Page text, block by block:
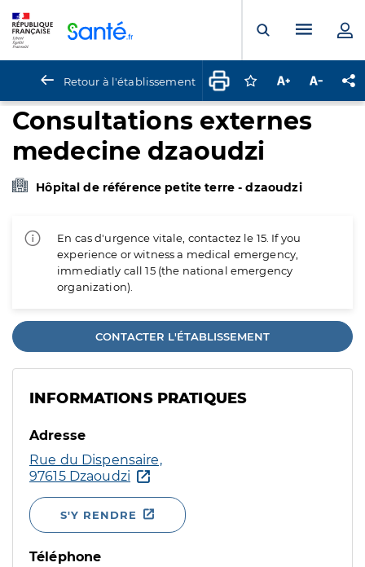
Ouvrir laMenu
Retour à l'établissement Connectez-vous
Augmenter la
Consultations externes
medecine dzaoudzi
Hôpital de référence petite terre - dzaoudzi
En cas d'urgence vitale, contactez le 15. If you
experience or witness a medical emergency,
immediatly call 15 (the national emergency
organization).
CONTACTER L'ÉTABLISSEMENT
INFORMATIONS PRATIQUES
Adresse
Rue du Dispensaire,
97615 Dzaoudzi
S'Y RENDRE
Téléphone